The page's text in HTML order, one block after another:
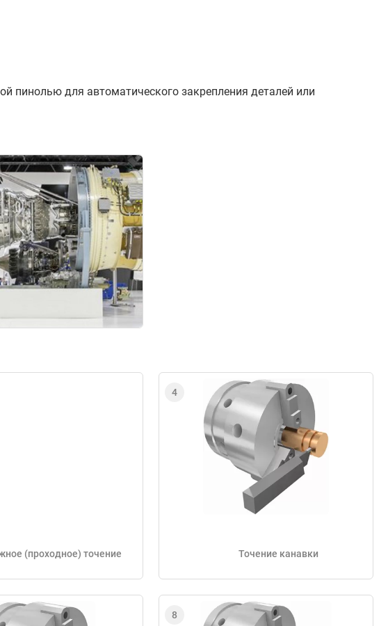
пинолью для автоматического закрепления деталей или
(проходное) точение Точение канавки